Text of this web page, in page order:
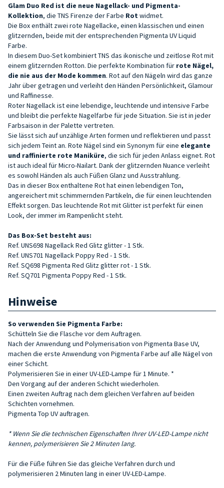
Glam Duo Red ist die neue Nagellack- und Pigmenta-
Kollektion, die TNS Firenze der Farbe Rot widmet.
Die Box enthält zwei rote Nagellacke, einen klassischen und einen
glitzernden, beide mit der entsprechenden Pigmenta UV Liquid
Farbe.
In diesem Duo-Set kombiniert TNS das ikonische und zeitlose Rot mit
einem glitzernden Rotton. Die perfekte Kombination für rote Nägel,
die nie aus der Mode kommen. Rot auf den Nägeln wird das ganze
Jahr über getragen und verleiht den Händen Persönlichkeit, Glamour
und Raffinesse.
Roter Nagellack ist eine lebendige, leuchtende und intensive Farbe
und bleibt die perfekte Nagelfarbe für jede Situation. Sie ist in jeder
Farbsaison in der Palette vertreten.
Sie lässt sich auf unzählige Arten formen und reflektieren und passt
sich jedem Teint an. Rote Nägel sind ein Synonym für eine elegante
und raffinierte rote Maniküre, die sich für jeden Anlass eignet. Rot
ist auch ideal für Micro-Nailart. Dank der glitzernden Nuance verleiht
es sowohl Händen als auch Füßen Glanz und Ausstrahlung.
Das in dieser Box enthaltene Rot hat einen lebendigen Ton,
angereichert mit schimmernden Partikeln, die für einen leuchtenden
Effekt sorgen. Das leuchtende Rot mit Glitter ist perfekt für einen
Look, der immer im Rampenlicht steht.
Das Box-Set besteht aus:
Ref. UNS698 Nagellack Red Glitz glitter - 1 Stk.
Ref. UNS701 Nagellack Poppy Red - 1 Stk.
Ref. SQ698 Pigmenta Red Glitz glitter rot - 1 Stk.
Ref. SQ701 Pigmenta Poppy Red - 1 Stk.
Hinweise
So verwenden Sie Pigmenta Farbe:
Schütteln Sie die Flasche vor dem Auftragen.
Nach der Anwendung und Polymerisation von Pigmenta Base UV,
machen die erste Anwendung von Pigmenta Farbe auf alle Nägel von
einer Schicht.
Polymerisieren Sie in einer UV-LED-Lampe für 1 Minute. *
Den Vorgang auf der anderen Schicht wiederholen.
Einen zweiten Auftrag nach dem gleichen Verfahren auf beiden
Schichten vornehmen.
Pigmenta Top UV auftragen.
* Wenn Sie die technischen Eigenschaften Ihrer UV-LED-Lampe nicht
kennen, polymerisieren Sie 2 Minuten lang.
Für die Füße führen Sie das gleiche Verfahren durch und
polymerisieren 2 Minuten lang in einer UV-LED-Lampe.